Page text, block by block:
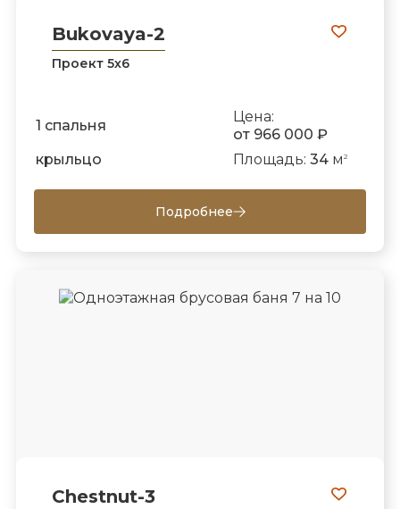
Bukovaya-2
Проект 5х6
1 спальня
Цена:
от 966 000 ₽
крыльцо
Площадь: 34м 2
Подробнее
Chestnut-3